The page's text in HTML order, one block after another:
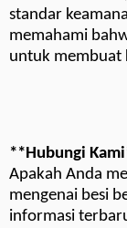
standar
memahami
untuk membuat
**Hubungi
Apakah Anda
mengenai besi
informasi